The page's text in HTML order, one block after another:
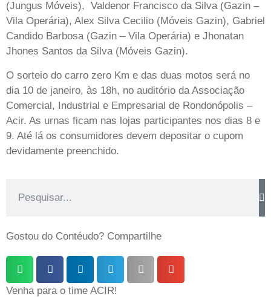
(Jungus Móveis), Valdenor Francisco da Silva (Gazin –
Vila Operária), Alex Silva Cecilio (Móveis Gazin), Gabriel
Candido Barbosa (Gazin – Vila Operária) e Jhonatan
Jhones Santos da Silva (Móveis Gazin).
O sorteio do carro zero Km e das duas motos será no
dia 10 de janeiro, às 18h, no auditório da Associação
Comercial, Industrial e Empresarial de Rondonópolis –
Acir. As urnas ficam nas lojas participantes nos dias 8 e
9. Até lá os consumidores devem depositar o cupom
devidamente preenchido.
Gostou do Contéudo? Compartilhe
Venha para o time ACIR!